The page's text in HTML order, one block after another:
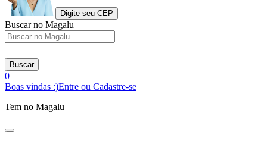
Digite seu CEP
Buscar no Magalu
Buscar
0
Boas vindas :)Entre ou Cadastre-se
Tem no Magalu